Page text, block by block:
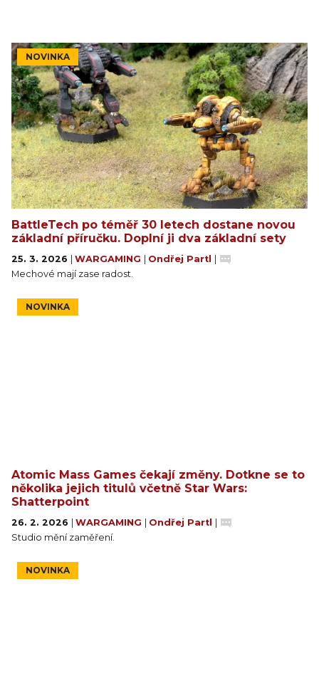
NOVINKA
BattleTech po téměř 30 letech dostane novou
základní příručku. Doplní ji dva základní sety
25. 3. 2026 WARGAMING Ondřej Partl
Mechové mají zase radost.
NOVINKA
Atomic Mass Games čekají změny. Dotkne se to
několika jejich titulů včetně Star Wars:
Shatterpoint
26. 2. 2026 WARGAMING Ondřej Partl
Studio mění zaměření.
NOVINKA